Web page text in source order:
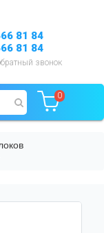
81 84
81 84
звонок
0